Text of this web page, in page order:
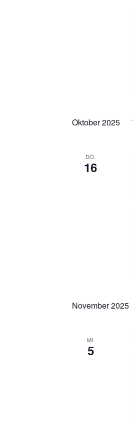
Oktober 2025
DO.
16
November 2025
MI.
5